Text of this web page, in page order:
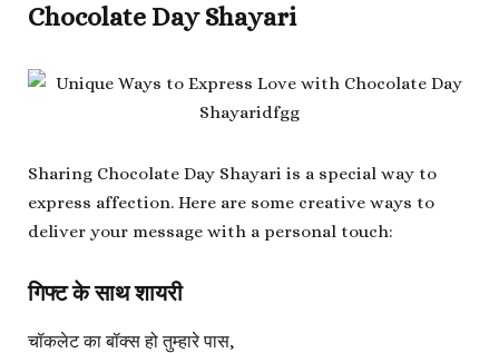
Chocolate Day Shayari
Sharing Chocolate Day Shayari is a special way to
express affection. Here are some creative ways to
deliver your message with a personal touch:
गिफ्ट के साथ शायरी
चॉकलेट का बॉक्स हो तुम्हारे पास,